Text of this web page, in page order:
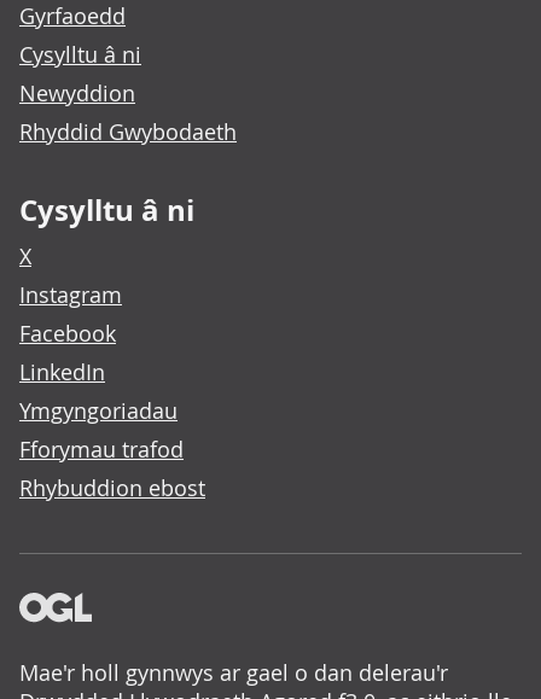
Gyrfaoedd
Cysylltu â ni
Newyddion
Rhyddid Gwybodaeth
Cysylltu â ni
X
Instagram
Facebook
LinkedIn
Ymgyngoriadau
Fforymau trafod
Rhybuddion ebost
Mae'r holl gynnwys ar gael o dan delerau'r